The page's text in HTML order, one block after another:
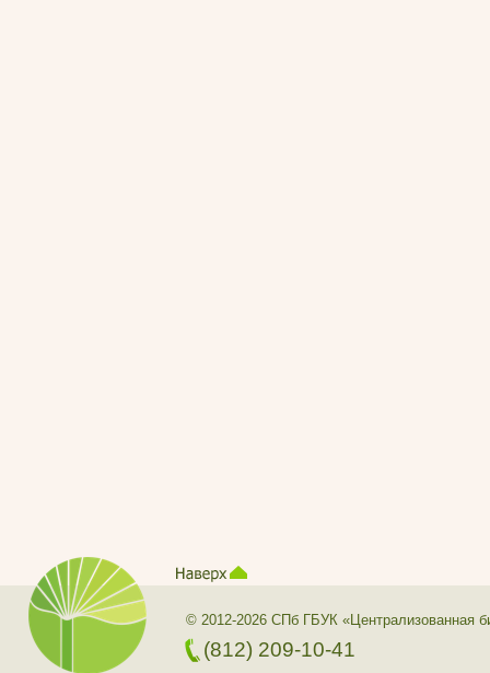
© 2012-2026 СПб ГБУК «Централизованная
(812) 209-10-41